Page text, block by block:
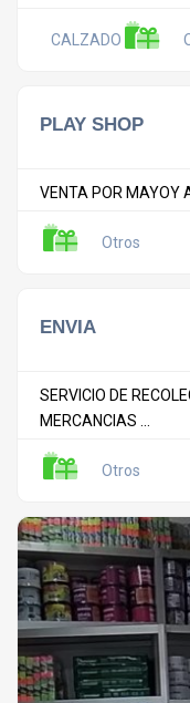
CALZADO
PLAY SHOP
VENTA POR MAYOY
Otros
ENVIA
SERVICIO DE
MERCANCIAS ...
Otros